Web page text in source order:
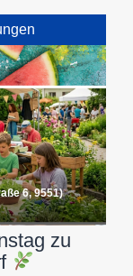
6, 9551)
zu